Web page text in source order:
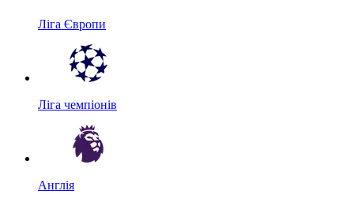
Ліга Європи
Ліга чемпіонів
Англія